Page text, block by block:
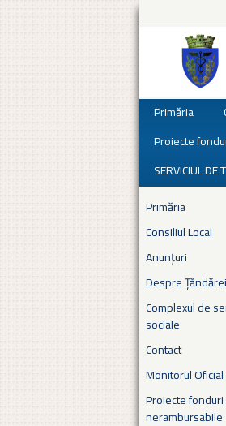
Primăria
Proiecte
SERVICIUL DE
Primăria
Consiliul Local
Anunțuri
Despre Țăndărei
Complexul de
sociale
Contact
Monitorul Oficial
Proiecte fonduri
nerambursabile